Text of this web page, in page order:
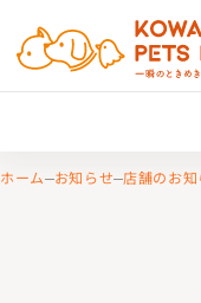
ホーム お知らせ 店舗のお